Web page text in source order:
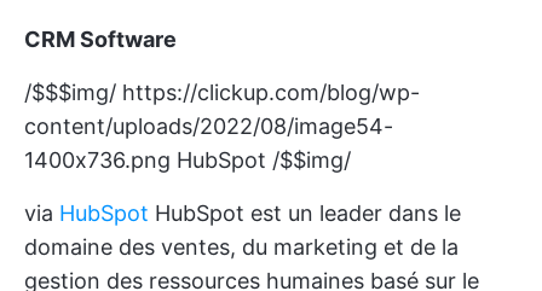
CRM Software
/$$$img/ https://clickup.com/blog/wp-
content/uploads/2022/08/image54-
1400x736.png HubSpot /$$img/
via HubSpot HubSpot est un leader dans le
domaine des ventes, du marketing et de la
gestion des ressources humaines basé sur le